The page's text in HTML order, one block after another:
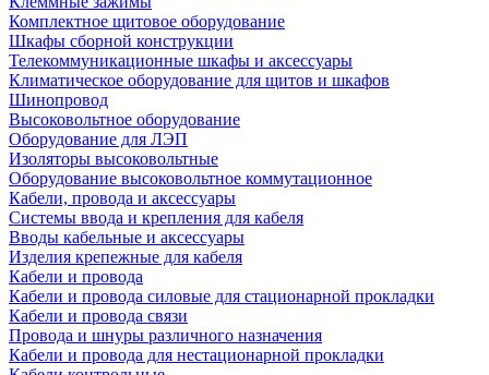
Комплектное щитовое оборудование
Шкафы сборной конструкции
Телекоммуникационные шкафы и аксессуары
Климатическое оборудование для щитов и шкафов
Шинопровод
Высоковольтное оборудование
Оборудование для ЛЭП
Изоляторы высоковольтные
Оборудование высоковольтное коммутационное
Кабели, провода и аксессуары
Системы ввода и крепления для кабеля
Вводы кабельные и аксессуары
Изделия крепежные для кабеля
Кабели и провода
Кабели и провода силовые для стационарной прокладки
Кабели и провода связи
Провода и шнуры различного назначения
Кабели и провода для нестационарной прокладки